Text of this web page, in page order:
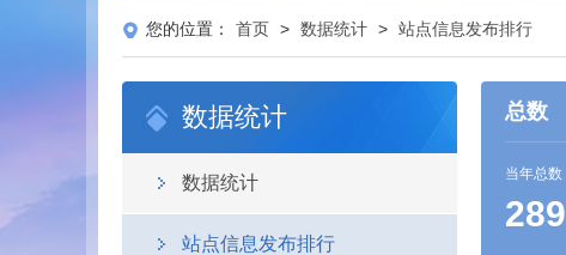
您的位置： 首页 > 数据统计 > 站点信息发布排行
数据统计
数据统计
站点信息发布排行
总数
当年总数
289